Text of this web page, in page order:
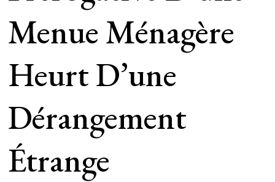
Menue Ménagère
Heurt D’une
Dérangement
Étrange